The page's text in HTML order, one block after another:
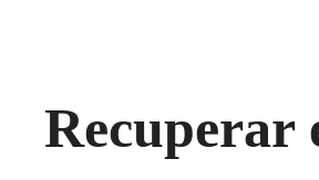
Recuperar